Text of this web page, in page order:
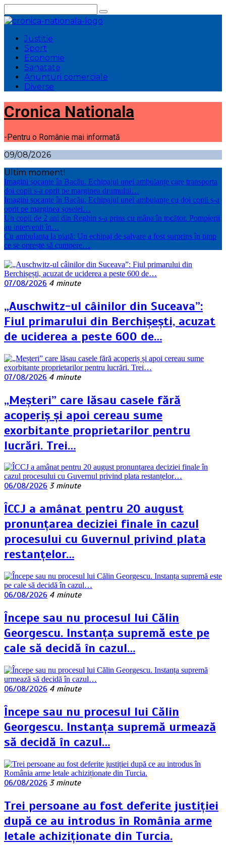
la
conținut
Justitie
Sport
Economie
Sanatate
Anunturi comerciale
Diverse
Cronica Nationala
-Pentru o Românie mai informată
09/08/2026
Ultim moment!
Imagini șocante în Bacău. Echipajul unei ambulanțe care transporta
doi copii s-a oprit pe marginea drumului…
Imagini șocante în Bacău. Echipajul unei ambulanțe cu doi copii s-a
oprit pe marginea șoselei…
Un copil de 2 ani din Reghin s-a prins cu mâna în tocător. Pompierii
au intervenit în…
Cu ambulanța la piață: Un echipaj de salvare a fost surprins în timp
ce se oprește să cumpere…
07/08/2026 4 minute
„Auschwitz-ul câinilor din Suceava”:
Fiul primarului din Berchișești, acuzat
de uciderea a peste 600 de…
07/08/2026 4 minute
„Meșteri” care lăsau casele fără
acoperiș și apoi cereau sume
exorbitante proprietarilor pentru
lucrări. Trei…
06/08/2026 3 minute
ÎCCJ a amânat pentru 20 august
pronunțarea deciziei finale în cazul
procesului cu Guvernul privind plata
restanțelor…
06/08/2026 4 minute
Începe sau nu procesul lui Călin
Georgescu. Instanța supremă este pe
cale să decidă în cazul…
06/08/2026 4 minute
Începe sau nu procesul lui Călin
Georgescu. Instanța supremă urmează
să decidă în cazul…
06/08/2026 3 minute
Trei persoane au fost deferite justiției
după ce au introdus în România arme
letale achiziționate din Turcia.